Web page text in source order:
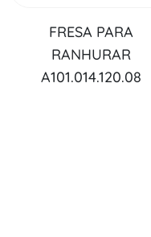
FRESA PARA
RANHURAR
A101.014.120.08